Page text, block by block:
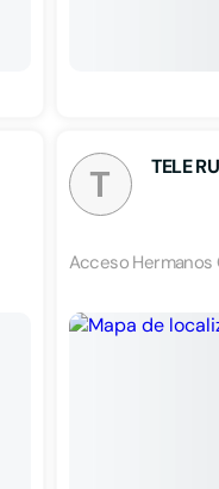
T TELE
Acceso Hermanos